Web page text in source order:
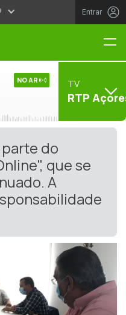
Entrar
NO AR TV
RTP
do
que se
A